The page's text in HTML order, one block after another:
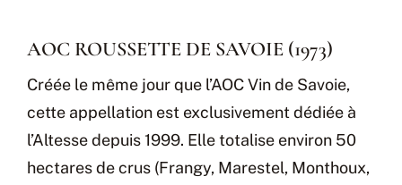
AOC ROUSSETTE DE SAVOIE (1973)
Créée le même jour que l’AOC Vin de Savoie,
cette appellation est exclusivement dédiée à
l’Altesse depuis 1999. Elle totalise environ 50
hectares de crus (Frangy, Marestel, Monthoux,